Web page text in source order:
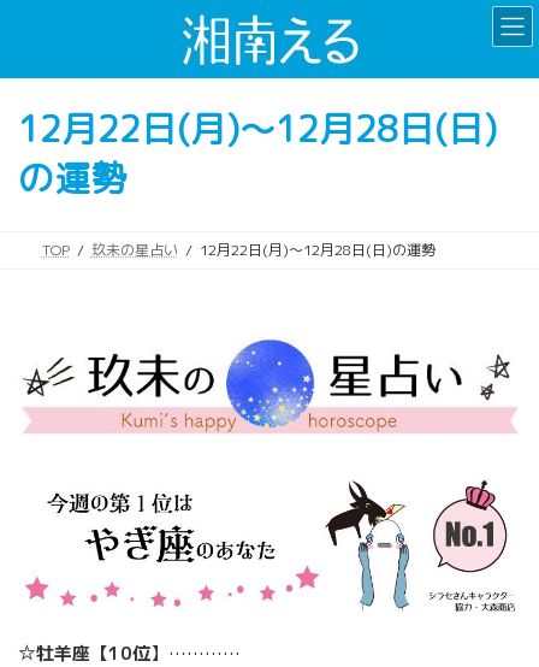
12月22日(月)～12月28日(日)
の運勢
TOP 玖未の星占い 12月22日(月)～12月28日(日)の運勢
☆牡羊座【10位】…………